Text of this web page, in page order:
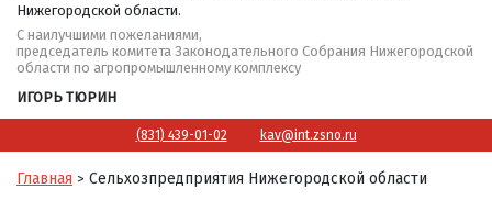
Нижегородской области.
С наилучшими пожеланиями,
председатель комитета Законодательного Собрания Нижегородской
области по агропромышленному комплексу
ИГОРЬ ТЮРИН
(831) 439-01-02 kav@int.zsno.ru
Главная > Сельхозпредприятия Нижегородской области